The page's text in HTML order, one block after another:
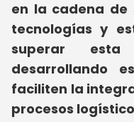
en la cadena de
tecnologías y
superar
desarrollando
faciliten la
procesos